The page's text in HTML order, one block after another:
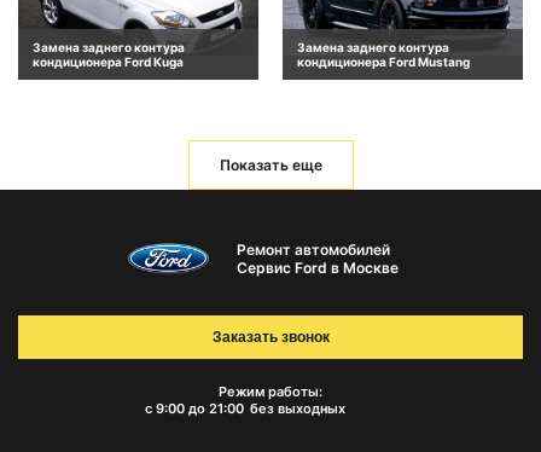
Замена заднего контура
кондиционера Ford Kuga
Замена заднего контура
кондиционера Ford Mustang
Показать еще
Ремонт автомобилей
Сервис Ford в Москве
Режим работы:
с 9:00 до 21:00 без выходных
Заказать звонок